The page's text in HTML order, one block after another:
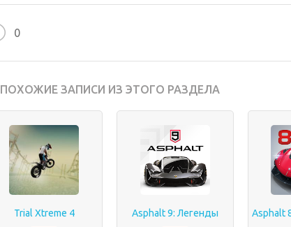
0
ПОХОЖИЕ ЗАПИСИ ИЗ ЭТОГО РАЗДЕЛА
Trial Xtreme 4 Asphalt 9: Легенды